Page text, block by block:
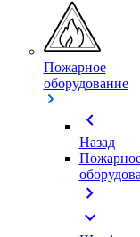
Пожарное
оборудование
chevron_left
Назад
chevron_right
expand_more